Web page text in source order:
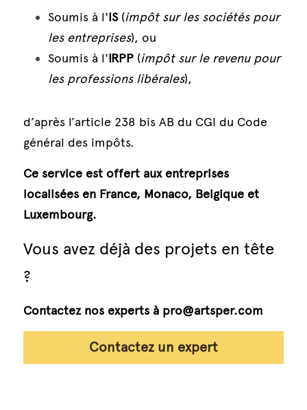
Soumis à l'IS (impôt sur les sociétés pour
les entreprises), ou
Soumis à l'IRPP (impôt sur le revenu pour
les professions libérales),
d’après l’article 238 bis AB du CGI du Code
général des impôts.
Ce service est offert aux entreprises
localisées en France, Monaco, Belgique et
Luxembourg.
Vous avez déjà des projets en tête
?
Contactez nos experts à pro@artsper.com
Contactez un expert